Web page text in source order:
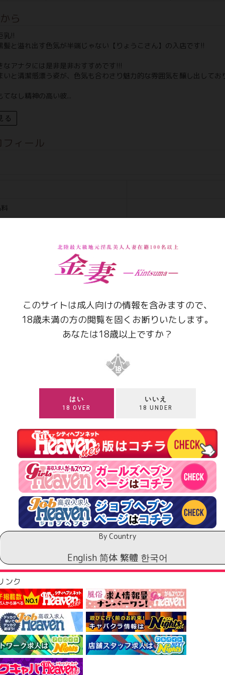
このサイトは成人向けの情報を含みますので、
18歳未満の方の閲覧を固くお断りいたします。
あなたは18歳以上ですか？
はい
18 OVER
いいえ
18 UNDER
By Country
English 简体 繁體 한국어
ンク
ら
乳!!
髪と溢れ出す色気が半端じゃない【りょうこさん】の入店です!!
なアナタには是非是非おすすめです!!!
いと清潔感漂う姿が、色気も合わさり魅力的な雰囲気を醸し出してお
てなし精神の高い彼...
る
フィール
料金